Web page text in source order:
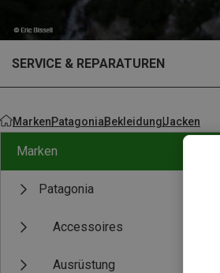
SERVICE & REPARATUREN
MarkenPatagoniaBekleidungJacken
Marken
Patagonia
Accessoires
Ausrüstung